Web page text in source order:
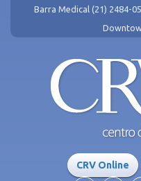
Barra Medical (21) 2484-
CRV Online